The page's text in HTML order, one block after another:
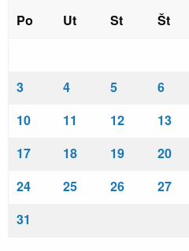
Po
Ut St Št
3
4 5 6
10
11 12 13
17
18 19 20
24
25 26 27
31